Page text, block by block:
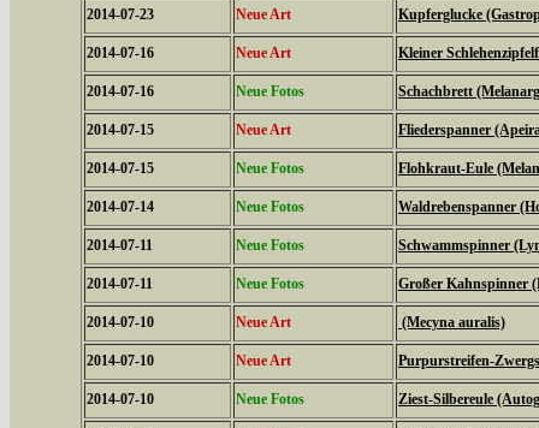
2014-07-23 Neue Art Kupferglucke
2014-07-16 Neue Art Kleiner
2014-07-16 Neue Fotos Schachbrett
2014-07-15 Neue Art Fliederspanner
2014-07-15 Neue Fotos Flohkraut-Eule
2014-07-14 Neue Fotos Waldrebenspanner
2014-07-11 Neue Fotos Schwammspinner
2014-07-11 Neue Fotos Großer Kahnspinner
2014-07-10 Neue Art (Mecyna auralis)
2014-07-10 Neue Art Purpurstreifen-
2014-07-10 Neue Fotos Ziest-Silbereule